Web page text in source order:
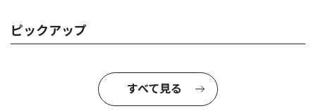
ピックアップ
すべて見る